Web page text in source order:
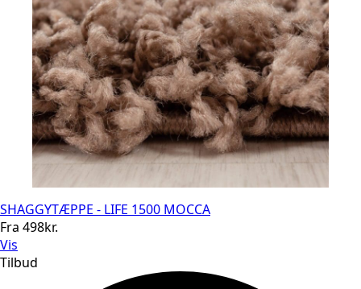
SHAGGYTÆPPE - LIFE 1500 MOCCA
Fra 498kr.
Vis
Tilbud